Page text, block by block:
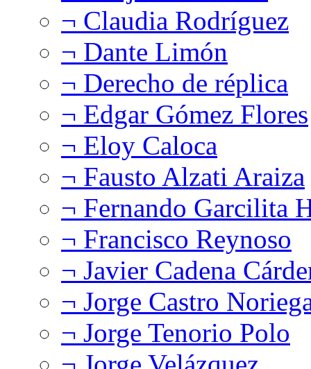
¬ Claudia Rodríguez
¬ Dante Limón
¬ Derecho de réplica
¬ Edgar Gómez Flores
¬ Eloy Caloca
¬ Fausto Alzati Araiza
¬ Fernando Garcilita
¬ Francisco Reynoso
¬ Javier Cadena
¬ Jorge Castro
¬ Jorge Tenorio Polo